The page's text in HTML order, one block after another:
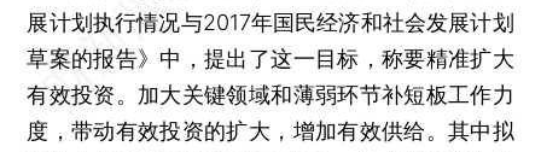
展计划执行情况与2017年国民经济和社会发展计划
草案的报告》中，提出了这一目标，称要精准扩大
有效投资。加大关键领域和薄弱环节补短板工作力
度，带动有效投资的扩大，增加有效供给。其中拟